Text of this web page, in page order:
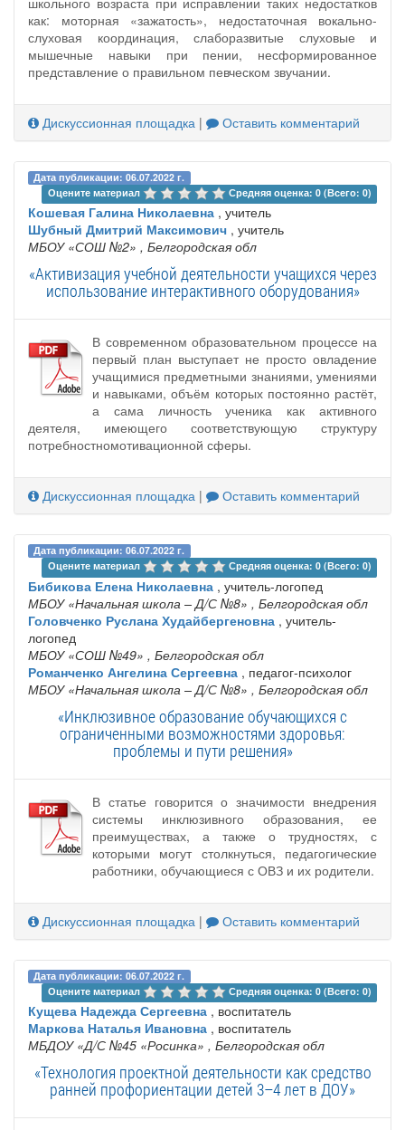
как: моторная «зажатость», недостаточная вокально-
слуховая координация, слаборазвитые слуховые и
мышечные навыки при пении, несформированное
представление о правильном певческом звучании.
Дискуссионная площадка | Оставить комментарий
Дата публикации: 06.07.2022 г.
Оцените материал
Средняя оценка: 0 (Всего: 0)
Кошевая Галина Николаевна , учитель
Шубный Дмитрий Максимович , учитель
МБОУ «СОШ №2» , Белгородская обл
«Активизация учебной деятельности учащихся через
использование интерактивного оборудования»
В современном образовательном процессе на
первый план выступает не просто овладение
учащимися предметными знаниями, умениями
и навыками, объём которых постоянно растёт,
а сама личность ученика как активного
деятеля, имеющего соответствующую структуру
потребностно­мотивационной сферы.
Дискуссионная площадка | Оставить комментарий
Дата публикации: 06.07.2022 г.
Оцените материал
Средняя оценка: 0 (Всего: 0)
Бибикова Елена Николаевна , учитель-логопед
МБОУ «Начальная школа – Д/С №8» , Белгородская обл
Головченко Руслана Худайбергеновна , учитель-
логопед
МБОУ «СОШ №49» , Белгородская обл
Романченко Ангелина Сергеевна , педагог-психолог
МБОУ «Начальная школа – Д/С №8» , Белгородская обл
«Инклюзивное образование обучающихся с
ограниченными возможностями здоровья:
проблемы и пути решения»
В статье говорится о значимости внедрения
системы инклюзивного образования, ее
преимуществах, а также о трудностях, с
которыми могут столкнуться, педагогические
работники, обучающиеся с ОВЗ и их родители.
Дискуссионная площадка | Оставить комментарий
Дата публикации: 06.07.2022 г.
Оцените материал
Средняя оценка: 0 (Всего: 0)
Кущева Надежда Сергеевна , воспитатель
Маркова Наталья Ивановна , воспитатель
МБДОУ «Д/С №45 «Росинка» , Белгородская обл
«Технология проектной деятельности как средство
ранней профориентации детей 3–4 лет в ДОУ»